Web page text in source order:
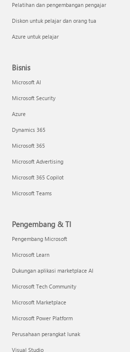
Pelatihan dan pengembangan pengajar
Diskon untuk pelajar dan orang tua
Azure untuk pelajar
Bisnis
Microsoft AI
Microsoft Security
Azure
Dynamics 365
Microsoft 365
Microsoft Advertising
Microsoft 365 Copilot
Microsoft Teams
Pengembang & TI
Pengembang Microsoft
Microsoft Learn
Dukungan aplikasi marketplace AI
Microsoft Tech Community
Microsoft Marketplace
Microsoft Power Platform
Perusahaan perangkat lunak
Visual Studio